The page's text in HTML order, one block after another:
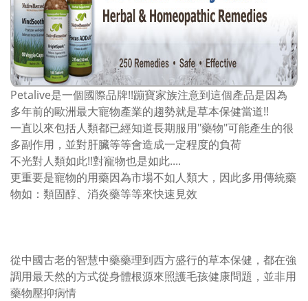
Petalive是一個國際品牌!!蹦寶家族注意到這個產品是因為
多年前的歐洲最大寵物產業的趨勢就是草本保健當道!!
一直以來包括人類都已經知道長期服用"藥物"可能產生的很
多副作用，並對肝臟等等會造成一定程度的負荷
不光對人類如此!!對寵物也是如此....
更重要是寵物的用藥因為市場不如人類大，因此多用傳統藥
物如：類固醇、消炎藥等等來快速見效
從中國古老的智慧中藥藥理到西方盛行的草本保健，都在強
調用最天然的方式從身體根源來照護毛孩健康問題，並非用
藥物壓抑病情